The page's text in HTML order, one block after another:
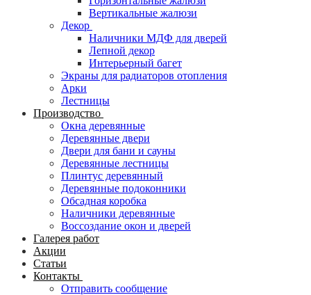
Вертикальные жалюзи
Декор
Наличники МДФ для дверей
Лепной декор
Интерьерный багет
Экраны для радиаторов отопления
Арки
Лестницы
Производство
Окна деревянные
Деревянные двери
Двери для бани и сауны
Деревянные лестницы
Плинтус деревянный
Деревянные подоконники
Обсадная коробка
Наличники деревянные
Воссоздание окон и дверей
Галерея работ
Акции
Статьи
Контакты
Отправить сообщение